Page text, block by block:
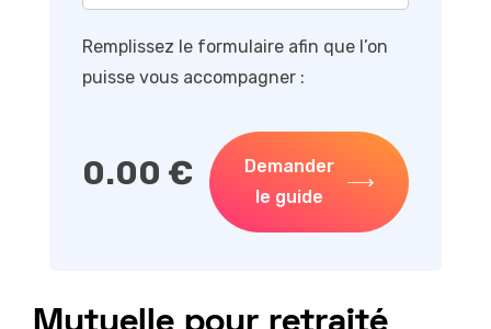
Remplissez le formulaire afin que l’on
puisse vous accompagner :
0.00 €
Demander
le guide